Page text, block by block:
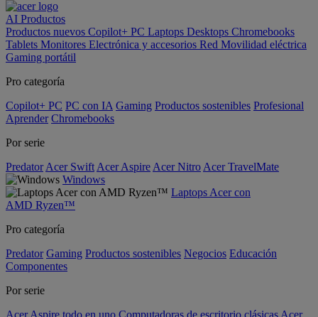
AI Productos
Productos nuevos Copilot+ PC Laptops Desktops Chromebooks
Tablets Monitores Electrónica y accesorios Red Movilidad eléctrica
Gaming portátil
Pro categoría
Copilot+ PC PC con IA Gaming Productos sostenibles Profesional
Aprender Chromebooks
Por serie
Predator Acer Swift Acer Aspire Acer Nitro Acer TravelMate
Windows
Laptops Acer con
AMD Ryzen™
Pro categoría
Predator Gaming Productos sostenibles Negocios Educación
Componentes
Por serie
Acer Aspire todo en uno Computadoras de escritorio clásicas Acer